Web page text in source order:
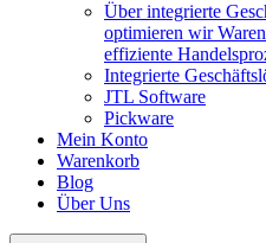
Über integrierte
optimieren wir
effiziente
Integrierte
JTL Software
Pickware
Mein Konto
Warenkorb
Blog
Über Uns